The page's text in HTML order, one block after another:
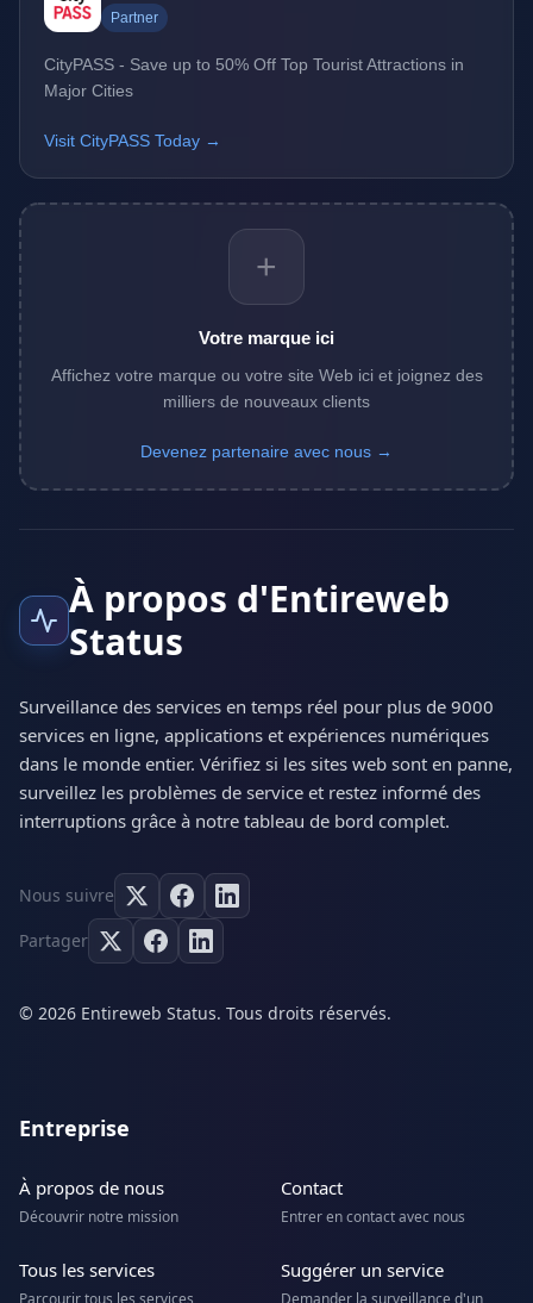
Partner
CityPASS - Save up to 50% Off Top Tourist Attractions in
Major Cities
Visit CityPASS Today →
+
Votre marque ici
Affichez votre marque ou votre site Web ici et joignez des
milliers de nouveaux clients
Devenez partenaire avec nous →
À propos d'Entireweb
Status
Surveillance des services en temps réel pour plus de 9000
services en ligne, applications et expériences numériques
dans le monde entier. Vérifiez si les sites web sont en panne,
surveillez les problèmes de service et restez informé des
interruptions grâce à notre tableau de bord complet.
Nous suivre
Partager
© 2026 Entireweb Status. Tous droits réservés.
Entreprise
À propos de nous
Découvrir notre mission
Contact
Entrer en contact avec nous
Tous les services Suggérer un service